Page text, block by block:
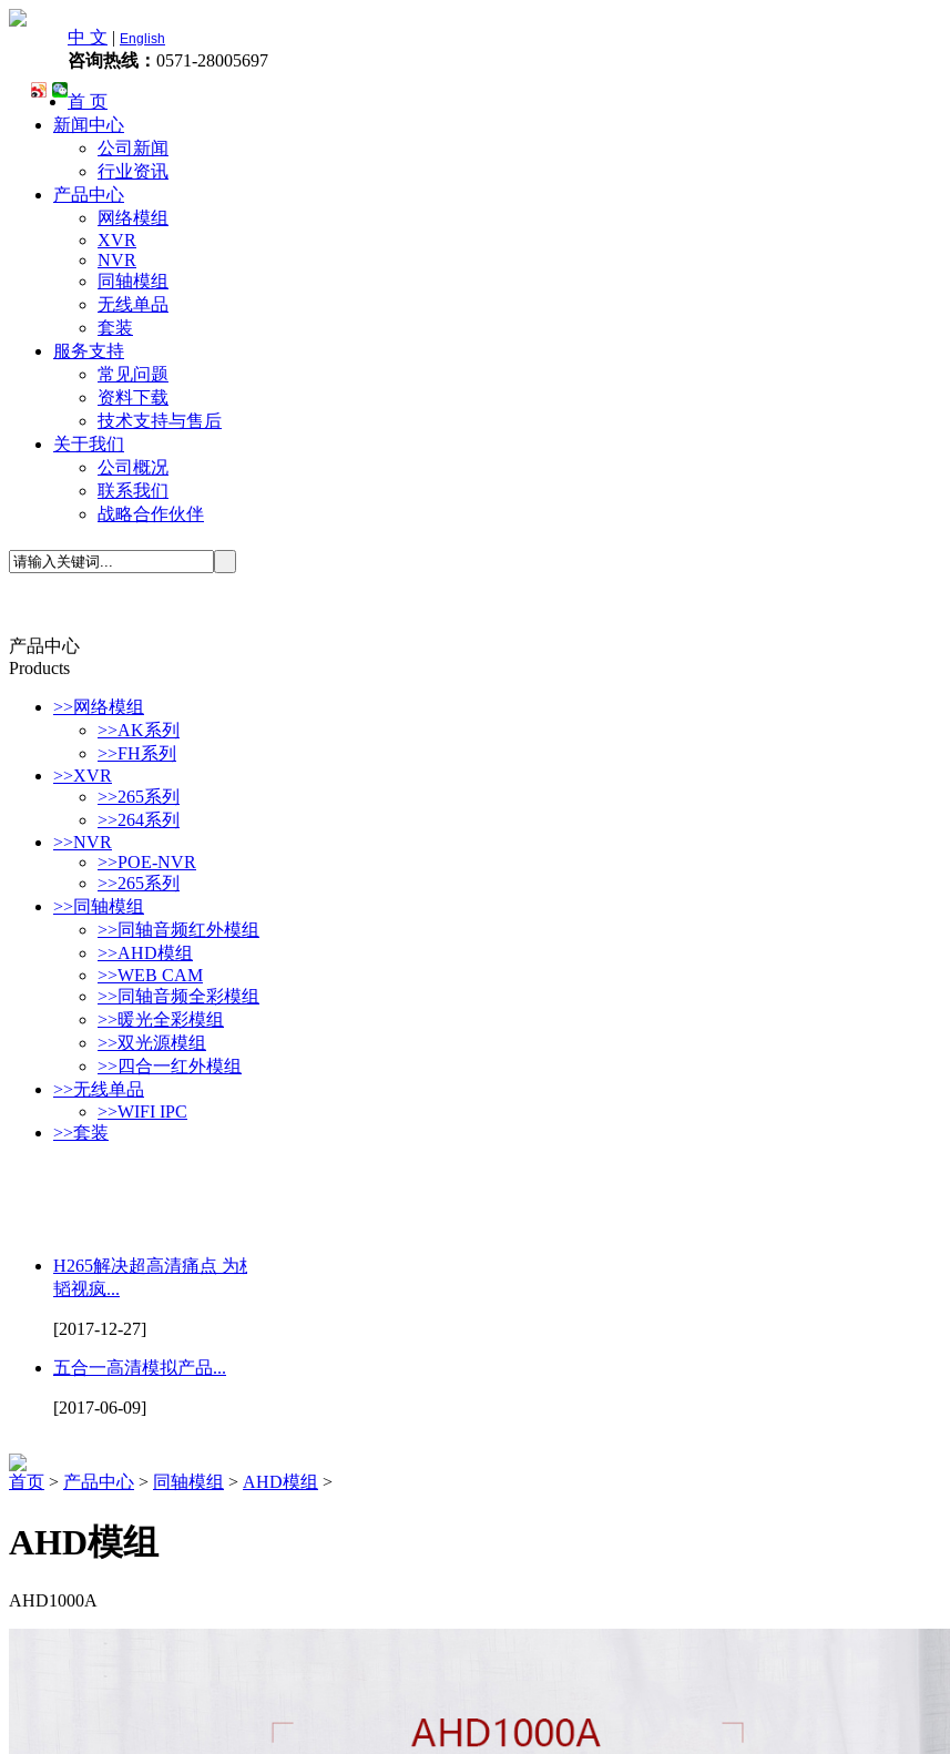
中 文 | English
咨询热线： 0571-28005697
首 页
新闻中心
公司新闻
行业资讯
产品中心
网络模组
XVR
NVR
同轴模组
无线单品
套装
服务支持
常见问题
资料下载
技术支持与售后
关于我们
公司概况
联系我们
战略合作伙伴
产品中心
Products
>>网络模组
>>AK系列
>>FH系列
>>XVR
>>265系列
>>264系列
>>NVR
>>POE-NVR
>>265系列
>>同轴模组
>>同轴音频红外模组
>>AHD模组
>>WEB CAM
>>同轴音频全彩模组
>>暖光全彩模组
>>双光源模组
>>四合一红外模组
>>无线单品
>>WIFI IPC
>>套装
H265解决超高清痛点 为杭州
韬视疯...
[2017-12-27]
五合一高清模拟产品...
[2017-06-09]
首页 > 产品中心 > 同轴模组 > AHD模组 >
AHD模组
AHD1000A